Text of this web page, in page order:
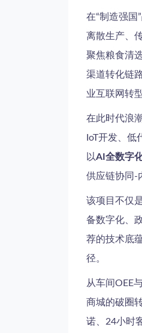
在“制造强国
离散生产、
聚焦粮食清
渠道转化链
业互联网转
在此时代浪
IoT开发、低
以AI全数字
供应链协同-
该项目不仅
备数字化、
荐的技术底
径。
从车间OEE
商城的破圈
诺、24小时